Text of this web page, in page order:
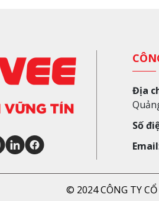
Địa
Số
Email
© 2024 CÔNG TY